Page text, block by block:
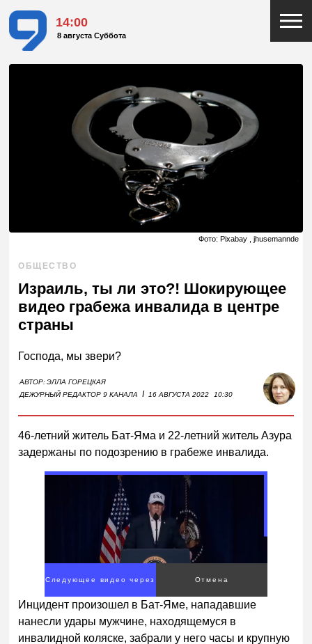
14:00
8 августа Суббота
Фото: Pixabay , jhusemannde
ОБЩЕСТВО
Израиль, ты ли это?! Шокирующее
видео грабежа инвалида в центре
страны
Господа, мы звери?
АВТОР:ЭЛЛА ГОРЕЦКАЯ
ДЕЖУРНЫЙ РЕДАКТОР 9 КАНАЛА
I 16 АВГУСТА 2022 10:30
46-летний житель Бат-Яма и 22-летний житель Азура
задержаны по подозрению в грабеже инвалида.
Следующее видео через
3
Отмена
Инцидент произошел в Бат-Яме, нападавшие
нанесли удары мужчине, находящемуся в
инвалидной коляске, забрали у него часы и крупную